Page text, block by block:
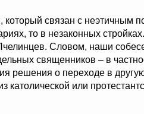
связан с неэтичным
то в незаконных
Словом, наши
священников – в
решения о переходе в
католической или